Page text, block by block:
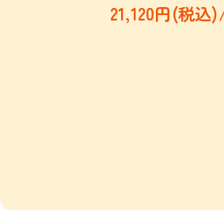
21,120円(税込